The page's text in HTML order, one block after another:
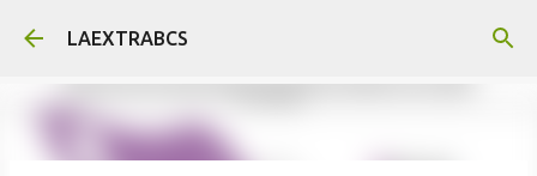
Ir al contenido principal
LAEXTRABCS